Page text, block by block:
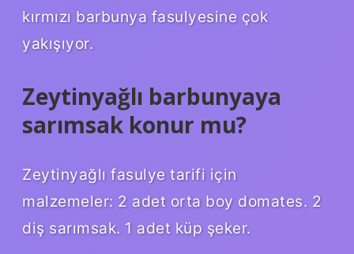
kırmızı barbunya fasulyesine çok
yakışıyor.
Zeytinyağlı barbunyaya
sarımsak konur mu?
Zeytinyağlı fasulye tarifi için
malzemeler: 2 adet orta boy domates. 2
diş sarımsak. 1 adet küp şeker.